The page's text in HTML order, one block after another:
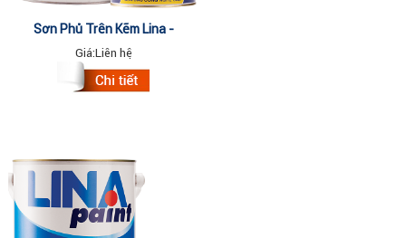
Sơn Phủ Trên Kẽm Lina -
Thùng/20kg
Giá:Liên hệ